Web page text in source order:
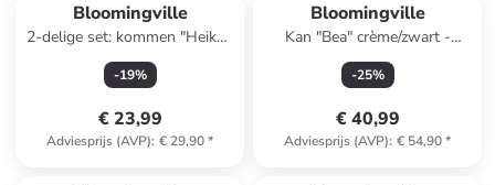
Bloomingville
2-delige set: kommen "Heikki"
bruin/wit - Ø 12 cm
-19%
€ 23,99
Adviesprijs (AVP): € 29,90*
Bloomingville
Kan "Bea" crème/zwart -
(H)19,5 x Ø 12 cm
-25%
€ 40,99
Adviesprijs (AVP): € 54,90*